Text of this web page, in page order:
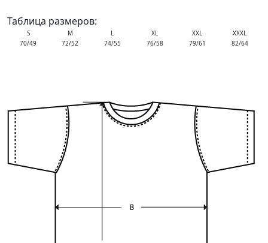
Таблица размеров:
S M L XL XXL
XXXL
70/49
72/52 74/55 76/58 79/61 82/64